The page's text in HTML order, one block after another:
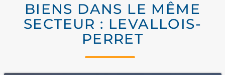
BIENS DANS LE MÊME
SECTEUR : LEVALLOIS-
PERRET